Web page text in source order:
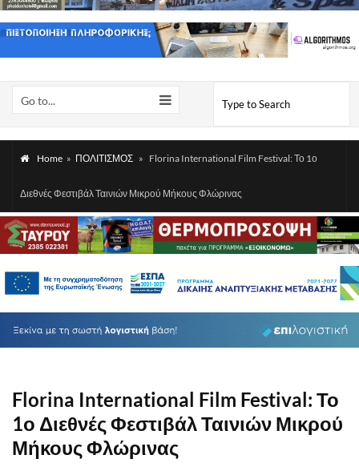
Go to...
Home » ΠΟΛΙΤΙΣΜΟΣ » Florina International Film Festival: Το 1ο
Διεθνές Φεστιβάλ Ταινιών Μικρού Μήκους Φλώρινας
Florina International Film Festival: Το
1ο Διεθνές Φεστιβάλ Ταινιών Μικρού
Μήκους Φλώρινας